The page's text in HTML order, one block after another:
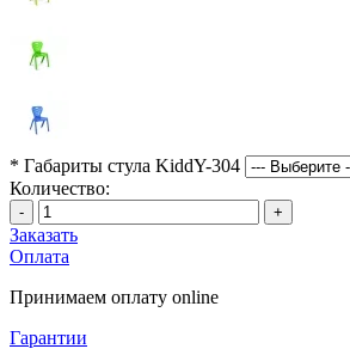
* Габариты стула KiddY-304
Количество:
- +
Заказать
Оплата
Принимаем оплату online
Гарантии